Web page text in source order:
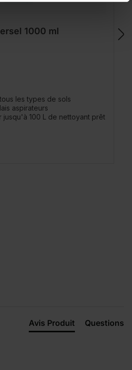
1000 ml
les types de sols
aspirateurs
jusqu'à 100 L de nettoyant prêt
Avis Produit Questions